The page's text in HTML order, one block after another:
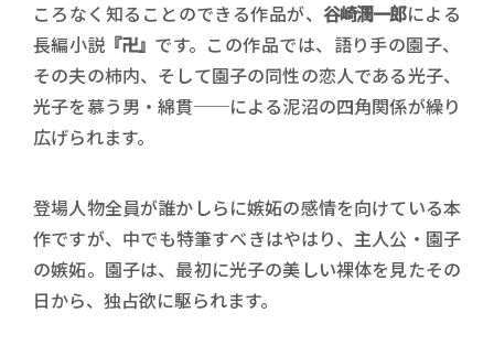
ころなく知ることのできる作品が、 谷崎潤一郎による
長編小説 『卍』 です。この作品では、語り手の園子、
その夫の柿内、そして園子の同性の恋人である光子、
光子を慕う男・綿貫──による泥沼の四角関係が繰り
広げられます。
登場人物全員が誰かしらに嫉妬の感情を向けている本
作ですが、中でも特筆すべきはやはり、主人公・園子
の嫉妬。園子は、最初に光子の美しい裸体を見たその
日から、独占欲に駆られます。